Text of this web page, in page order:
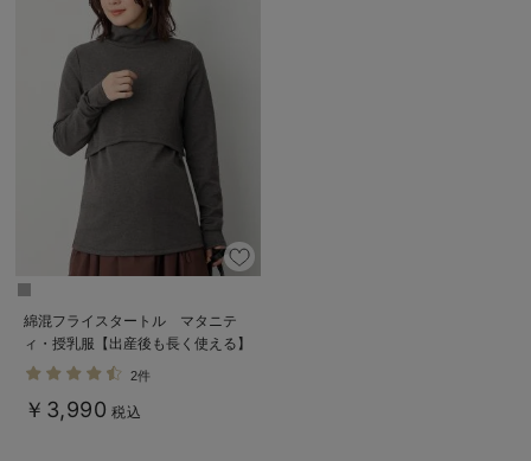
綿混フライスタートル マタニテ
ィ・授乳服【出産後も長く使える】
2件
￥3,990 税込